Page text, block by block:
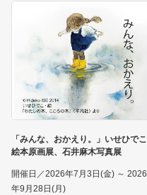
「みんな、おかえり。」いせひでこ
絵本原画展、石井麻木写真展
開催日／2026年7月3日(金) ～ 2026
年9月28日(月)